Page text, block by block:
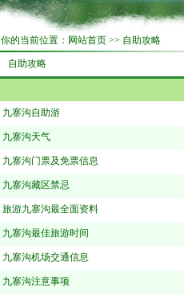
你的当前位置： 网站首页 >> 自助攻略
自助攻略
九寨沟自助游
九寨沟天气
九寨沟门票及免票信息
九寨沟藏区禁忌
旅游九寨沟最全面资料
九寨沟最佳旅游时间
九寨沟机场交通信息
九寨沟注意事项